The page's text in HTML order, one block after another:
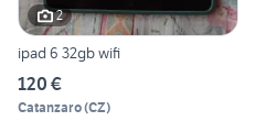
2
ipad 6 32gb wifi
120 €
Catanzaro(CZ)